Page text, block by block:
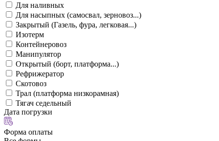
Для наливных
Для насыпных (самосвал, зерновоз...)
Закрытый (Газель, фура, легковая...)
Изотерм
Контейнеровоз
Манипулятор
Открытый (борт, платформа...)
Рефрижератор
Скотовоз
Трал (платформа низкорамная)
Тягач седельный
Дата погрузки
Форма оплаты